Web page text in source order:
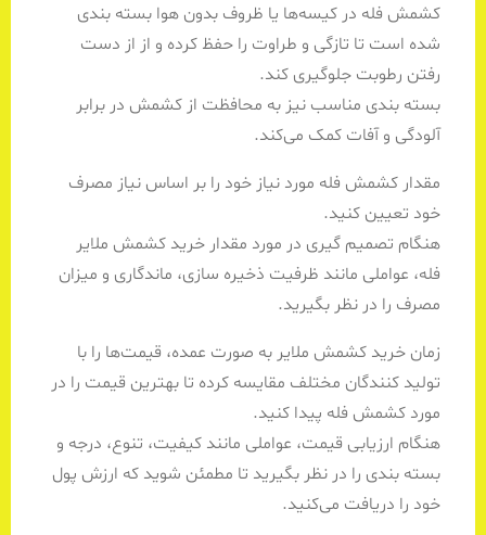
کشمش فله در کیسه‌ها یا ظروف بدون هوا بسته بندی
شده است تا تازگی و طراوت را حفظ کرده و از از دست
رفتن رطوبت جلوگیری کند.
بسته بندی مناسب نیز به محافظت از کشمش در برابر
آلودگی و آفات کمک می‌کند.
مقدار کشمش فله مورد نیاز خود را بر اساس نیاز مصرف
خود تعیین کنید.
هنگام تصمیم گیری در مورد مقدار خرید کشمش ملایر
فله، عواملی مانند ظرفیت ذخیره سازی، ماندگاری و میزان
مصرف را در نظر بگیرید.
زمان خرید کشمش ملایر به صورت عمده، قیمت‌ها را با
تولید کنندگان مختلف مقایسه کرده تا بهترین قیمت را در
مورد کشمش فله پیدا کنید.
هنگام ارزیابی قیمت، عواملی مانند کیفیت، تنوع، درجه و
بسته بندی را در نظر بگیرید تا مطمئن شوید که ارزش پول
خود را دریافت می‌کنید.